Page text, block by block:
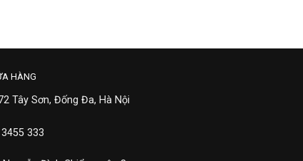
HÀNG
Tây Sơn, Đống Đa, Hà Nội
333